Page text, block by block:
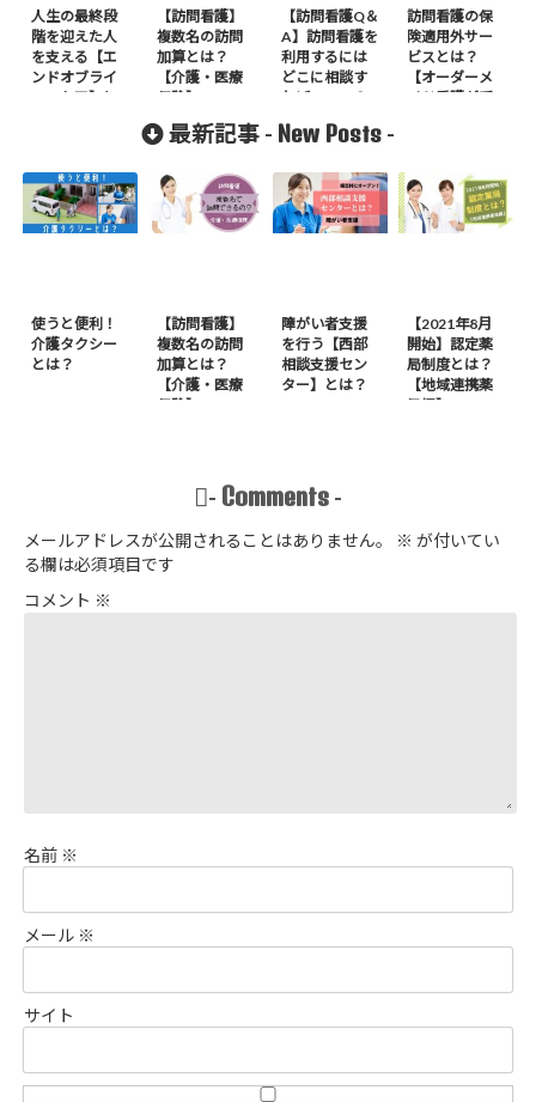
人生の最終段
階を迎えた人
を支える【エ
ンドオブライ
フ・ケア】と
【訪問看護】
複数名の訪問
加算とは？
【介護・医療
保険】
【訪問看護Q＆
A】訪問看護を
利用するには
どこに相談す
ればいいの？
訪問看護の保
険適用外サー
ビスとは？
【オーダーメ
イド看護が受
最新記事 - New Posts -
使うと便利！
介護タクシー
とは？
【訪問看護】
複数名の訪問
加算とは？
【介護・医療
保険】
障がい者支援
を行う【西部
相談支援セン
ター】とは？
【2021年8月
開始】認定薬
局制度とは？
【地域連携薬
局編】
- Comments -
メールアドレスが公開されることはありません。 ※ が付いてい
る欄は必須項目です
コメント ※
名前 ※
メール ※
サイト